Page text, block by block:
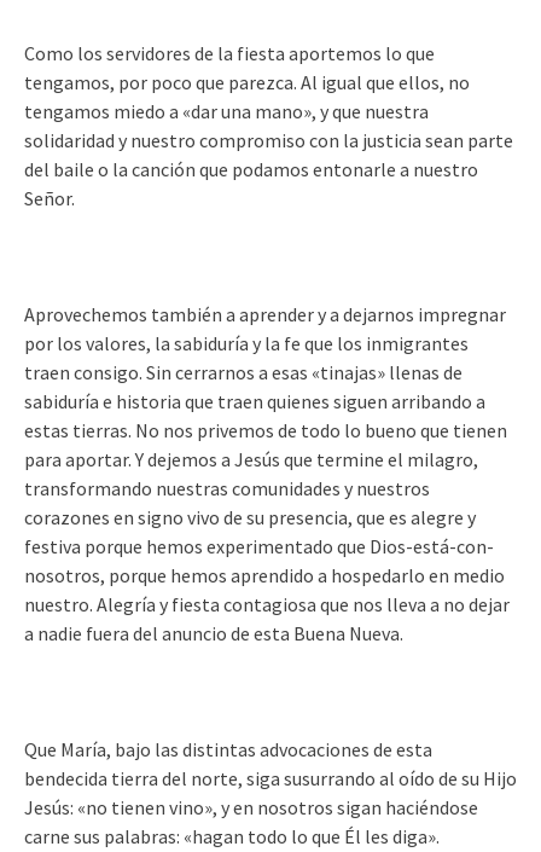
Como los servidores de la fiesta aportemos lo que
tengamos, por poco que parezca. Al igual que ellos, no
tengamos miedo a «dar una mano», y que nuestra
solidaridad y nuestro compromiso con la justicia sean parte
del baile o la canción que podamos entonarle a nuestro
Señor.
Aprovechemos también a aprender y a dejarnos impregnar
por los valores, la sabiduría y la fe que los inmigrantes
traen consigo. Sin cerrarnos a esas «tinajas» llenas de
sabiduría e historia que traen quienes siguen arribando a
estas tierras. No nos privemos de todo lo bueno que tienen
para aportar. Y dejemos a Jesús que termine el milagro,
transformando nuestras comunidades y nuestros
corazones en signo vivo de su presencia, que es alegre y
festiva porque hemos experimentado que Dios-está-con-
nosotros, porque hemos aprendido a hospedarlo en medio
nuestro. Alegría y fiesta contagiosa que nos lleva a no dejar
a nadie fuera del anuncio de esta Buena Nueva.
Que María, bajo las distintas advocaciones de esta
bendecida tierra del norte, siga susurrando al oído de su Hijo
Jesús: «no tienen vino», y en nosotros sigan haciéndose
carne sus palabras: «hagan todo lo que Él les diga».